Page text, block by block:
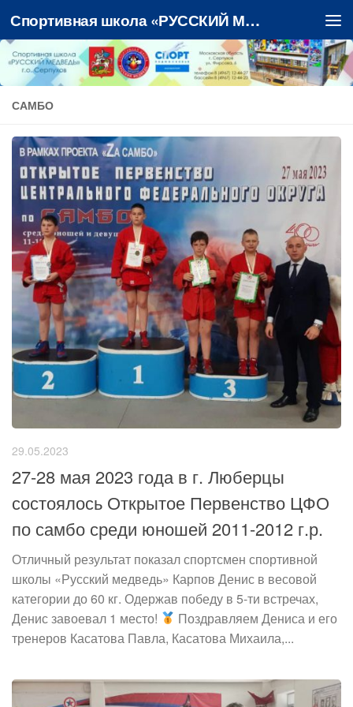
Перейти к содержимому Спортивная школа «РУССКИЙ МЕДВЕДЬ»
САМБО
29.05.2023
27-28 мая 2023 года в г. Люберцы
состоялось Открытое Первенство ЦФО
по самбо среди юношей 2011-2012 г.р.
Отличный результат показал спортсмен спортивной
школы «Русский медведь» Карпов Денис в весовой
категории до 60 кг. Одержав победу в 5-ти встречах,
Денис завоевал 1 место!
Поздравляем Дениса и его
тренеров Касатова Павла, Касатова Михаила,...